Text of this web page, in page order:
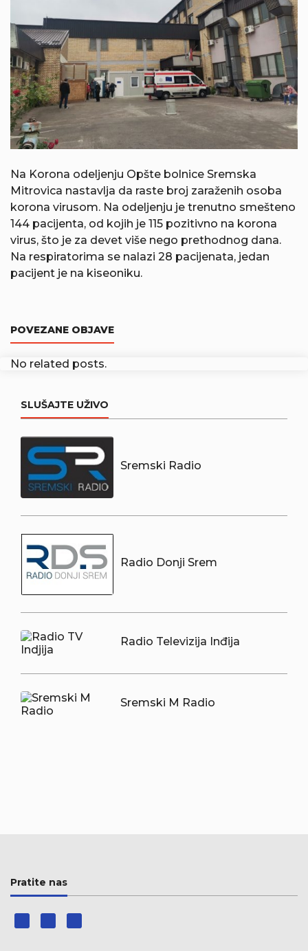
Na Korona odeljenju Opšte bolnice Sremska
Mitrovica nastavlja da raste broj zaraženih osoba
korona virusom. Na odeljenju je trenutno smešteno
144 pacijenta, od kojih je 115 pozitivno na korona
virus, što je za devet više nego prethodnog dana.
Na respiratorima se nalazi 28 pacijenata, jedan
pacijent je na kiseoniku.
POVEZANE OBJAVE
No related posts.
SLUŠAJTE UŽIVO
Sremski Radio
Radio Donji Srem
Radio Televizija Inđija
Sremski M Radio
Pratite nas